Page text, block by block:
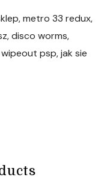
metro 33 redux,
disco worms,
psp, jak sie